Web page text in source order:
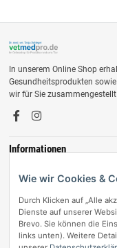
In unserem Online Shop
Gesundheitsprodukten
wir für Sie
Informationen
Zahlungsmöglichkeiten
Wie wir Cookies &
Durch Klicken auf „Alle
Dienste auf unserer
Brevo. Sie können die
links unten). Weitere